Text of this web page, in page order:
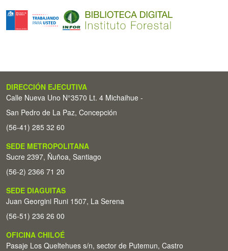
DIRECCIÓN EJECUTIVA
Calle Nueva Uno N°3570 Lt. 4 Michaihue -
San Pedro de La Paz, Concepción
(56-41) 285 32 60
SEDE METROPOLITANA
Sucre 2397, Ñuñoa, Santiago
(56-2) 2366 71 20
SEDE DIAGUITAS
Juan Georgini Runi 1507, La Serena
(56-51) 236 26 00
OFICINA CHILOÉ
Pasaje Los Queltehues s/n, sector de Putemun, Castro